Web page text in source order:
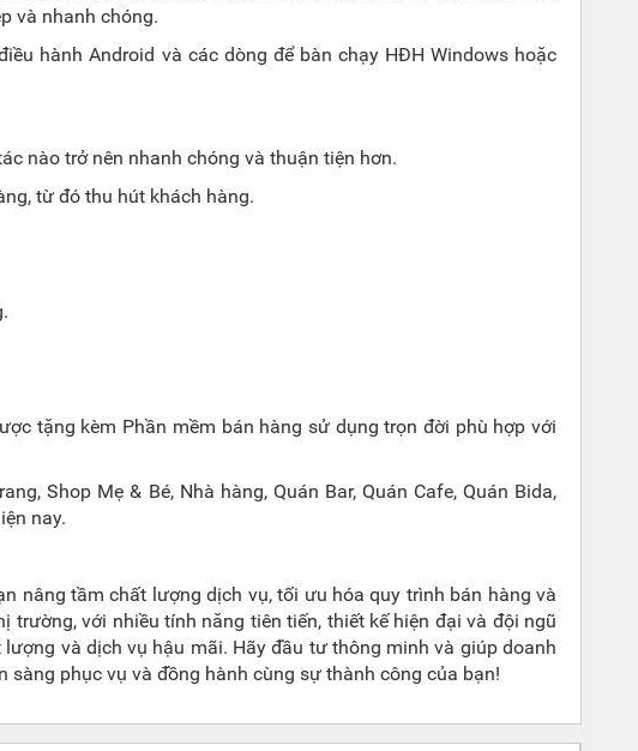
và nhanh chóng.
hành Android và các dòng để bàn chạy HĐH Windows hoặc
nào trở nên nhanh chóng và thuận tiện hơn.
từ đó thu hút khách hàng.
tặng kèm Phần mềm bán hàng sử dụng trọn đời phù hợp với
Shop Mẹ & Bé, Nhà hàng, Quán Bar, Quán Cafe, Quán Bida,
nay.
nâng tầm chất lượng dịch vụ, tối ưu hóa quy trình bán hàng và
với nhiều tính năng tiên tiến, thiết kế hiện đại và đội ngũ
và dịch vụ hậu mãi. Hãy đầu tư thông minh và giúp doanh
sàng phục vụ và đồng hành cùng sự thành công của bạn!